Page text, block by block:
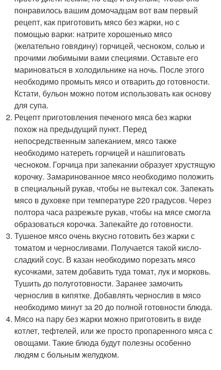
понравилось вашим домочадцам вот вам первый
рецепт, как приготовить мясо без жарки, но с
помощью варки: натрите хорошенько мясо
(желательно говядину) горчицей, чесноком, солью и
прочими любимыми вами специями. Оставьте его
мариноваться в холодильнике на ночь. После этого
необходимо промыть мясо и отварить до готовности.
Кстати, бульон можно потом использовать как основу
для супа.
Рецепт приготовления печеного мяса без жарки
похож на предыдущий пункт. Перед
непосредственным запеканием, мясо также
необходимо натереть горчицей и нашпиговать
чесноком. Горчица при запекании образует хрустящую
корочку. Замаринованное мясо необходимо положить
в специальный рукав, чтобы не вытекал сок. Запекать
мясо в духовке при температуре 220 градусов. Через
полтора часа разрежьте рукав, чтобы на мясе смогла
образоваться корочка. Запекайте до готовности.
Тушеное мясо очень вкусно готовить без жарки с
томатом и черносливами. Получается такой кисло-
сладкий соус. В казан необходимо порезать мясо
кусочками, затем добавить туда томат, лук и морковь.
Тушить до полуготовности. Заранее замочить
чернослив в кипятке. Добавлять чернослив в мясо
необходимо минут за 20 до полной готовности блюда.
Мясо на пару без жарки можно приготовить в виде
котлет, тефтелей, или же просто пропаренного мяса с
овощами. Такие блюда будут полезны особенно
людям с больным желудком.